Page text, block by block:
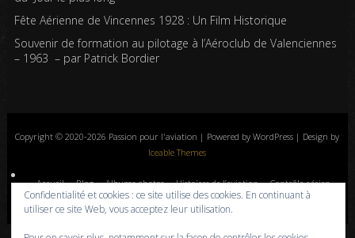
Fête Aérienne de Vincennes 1928 : Un Film Historique
Souvenir de formation au pilotage à l’Aéroclub de Valenciennes
– 1963 – par Patrick Bordier
Copyright © 2020-2026 Passion pour l'aviation | Powered by WordPress | Design by
Iceable Themes
Accueil Blog Albums photos Histoires de l’aviation
Contrôle aérien
Livres
Liens A propos Contact Politique de confidentialité
Confidentialité et cookies : ce site utilise des cookies. En continuant à
utiliser ce site Web, vous acceptez leur utilisation.